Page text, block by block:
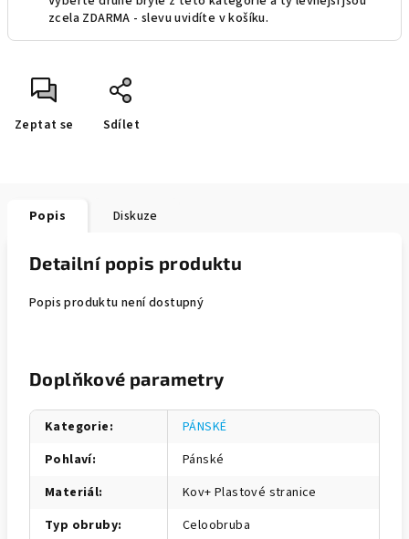
zcela ZDARMA - slevu uvidíte v košíku.
Zeptat se Sdílet
Popis Diskuze
Detailní popis produktu
Popis produktu není dostupný
Doplňkové parametry
Kategorie:
PÁNSKÉ
Pohlaví:
Pánské
Materiál:
Kov+ Plastové stranice
Typ obruby:
Celoobruba